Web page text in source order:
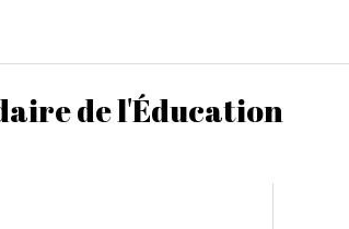
de l'Éducation